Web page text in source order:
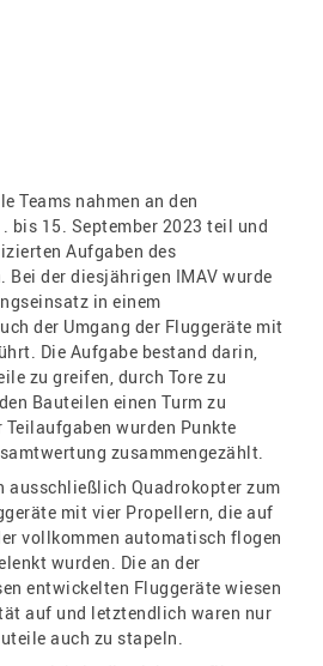
Teams nahmen an den
bis 15. September 2023 teil und
Aufgaben des
Bei der diesjährigen IMAV wurde
in einem
der Umgang der Fluggeräte mit
Die Aufgabe bestand darin,
zu greifen, durch Tore zu
Bauteilen einen Turm zu
Teilaufgaben wurden Punkte
zusammengezählt.
ausschließlich Quadrokopter zum
mit vier Propellern, die auf
vollkommen automatisch flogen
wurden. Die an der
entwickelten Fluggeräte wiesen
auf und letztendlich waren nur
auch zu stapeln.